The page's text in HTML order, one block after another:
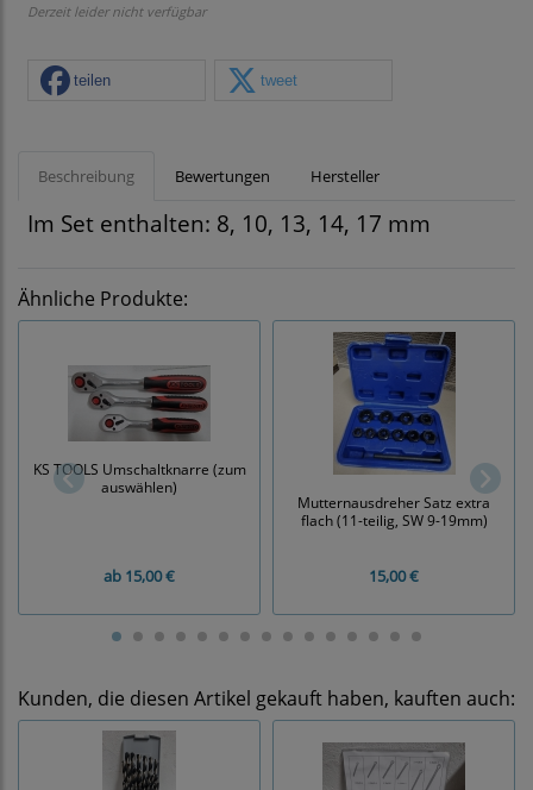
Derzeit leider nicht verfügbar
teilen tweet
Beschreibung Bewertungen Hersteller
Im Set enthalten: 8, 10, 13, 14, 17 mm
Ähnliche Produkte:
KS TOOLS Umschaltknarre (zum
auswählen)
ab 15,00 €
Mutternausdreher Satz extra
flach (11-teilig, SW 9-19mm)
15,00 €
Kunden, die diesen Artikel gekauft haben, kauften auch: